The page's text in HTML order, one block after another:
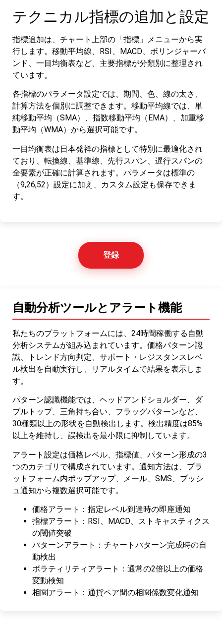
テクニカル指標の追加と設定
指標追加は、チャート上部の「指標」メニューから実
行します。移動平均線、RSI、MACD、ボリンジャーバ
ンド、一目均衡表など、主要指標が分類別に整理され
ています。
各指標のパラメータ設定では、期間、色、線の太さ、
計算方法を個別に調整できます。移動平均線では、単
純移動平均（SMA）、指数移動平均（EMA）、加重移
動平均（WMA）から選択可能です。
一目均衡表は日本発祥の指標として特別に最適化され
ており、転換線、基準線、先行スパン、遅行スパンの
全要素が正確に計算されます。パラメータは標準の
（9,26,52）設定に加え、カスタム設定も保存できま
す。
登録
自動分析ツールとアラート機能
私たちのプラットフォームには、24時間稼働する自動
分析システムが組み込まれています。価格パターン認
識、トレンド方向判定、サポート・レジスタンスレベ
ル検出を自動実行し、リアルタイムで結果を表示しま
す。
パターン認識機能では、ヘッドアンドショルダー、ダ
ブルトップ、三角持ち合い、フラッグパターンなど、
30種類以上の形状を自動検出します。検出精度は85%
以上を維持し、誤検出を最小限に抑制しています。
アラート設定は価格レベル、指標値、パターン形成の3
つのカテゴリで構成されています。通知方法は、プラ
ットフォーム内ポップアップ、メール、SMS、プッシ
ュ通知から複数選択可能です。
価格アラート：指定レベル到達時の即座通知
指標アラート：RSI、MACD、ストキャスティクス
の閾値突破
パターンアラート：チャートパターン完成時の自
動検出
ボラティリティアラート：通常の2倍以上の価格
変動検知
相関アラート：通貨ペア間の相関係数変化通知